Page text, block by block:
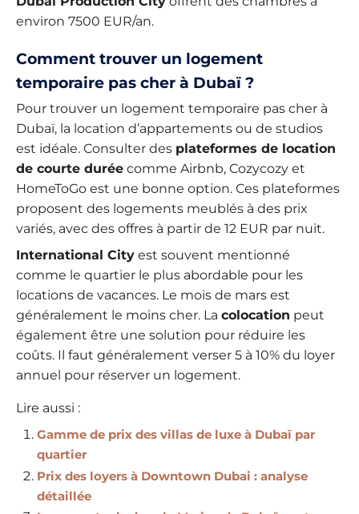
environ 7500 EUR/an.
Comment trouver un logement
temporaire pas cher à Dubaï ?
Pour trouver un logement temporaire pas cher à
Dubaï, la location d’appartements ou de studios
est idéale. Consulter des plateformes de location
de courte durée comme Airbnb, Cozycozy et
HomeToGo est une bonne option. Ces plateformes
proposent des logements meublés à des prix
variés, avec des offres à partir de 12 EUR par nuit.
International City est souvent mentionné
comme le quartier le plus abordable pour les
locations de vacances. Le mois de mars est
généralement le moins cher. La colocation peut
également être une solution pour réduire les
coûts. Il faut généralement verser 5 à 10% du loyer
annuel pour réserver un logement.
Lire aussi :
Gamme de prix des villas de luxe à Dubaï par
quartier
Prix des loyers à Downtown Dubai : analyse
détaillée